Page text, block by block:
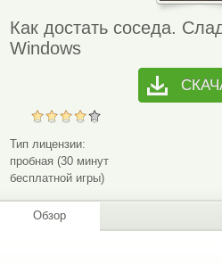
Как достать соседа.
Windows
Тип лицензии:
пробная (30 минут
бесплатной игры)
Обзор